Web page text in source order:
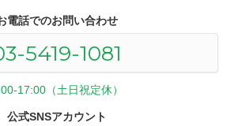
電話でのお問い合わせ
5419-1081
17:00（土日祝定休）
公式SNSアカウント